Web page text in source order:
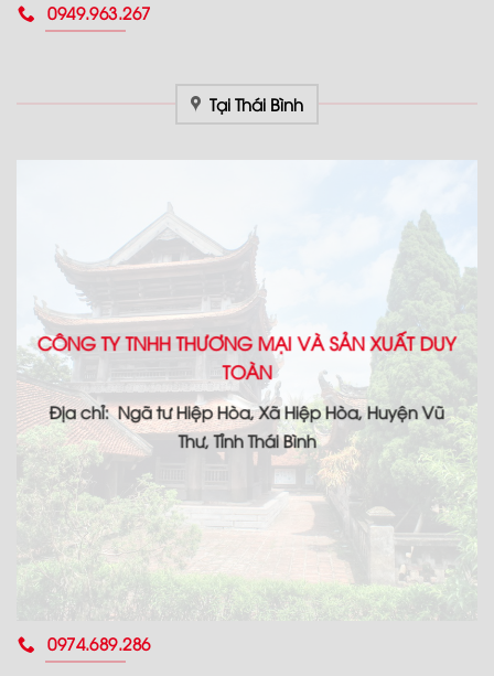
0949.963.267
Tại Thái Bình
CÔNG TY TNHH THƯƠNG MẠI VÀ SẢN XUẤT DUY
TOÀN
Địa chỉ: Ngã tư Hiệp Hòa, Xã Hiệp Hòa, Huyện Vũ
Thư, Tỉnh Thái Bình
0974.689.286